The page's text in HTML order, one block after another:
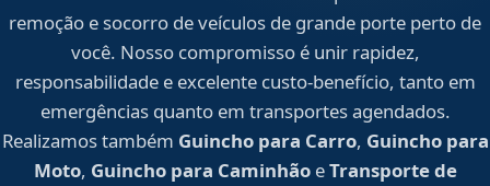
remoção e socorro de veículos de grande porte perto de
você. Nosso compromisso é unir rapidez,
responsabilidade e excelente custo-benefício, tanto em
emergências quanto em transportes agendados.
Realizamos também Guincho para Carro, Guincho para
Moto, Guincho para CaminhãoeTransporte de